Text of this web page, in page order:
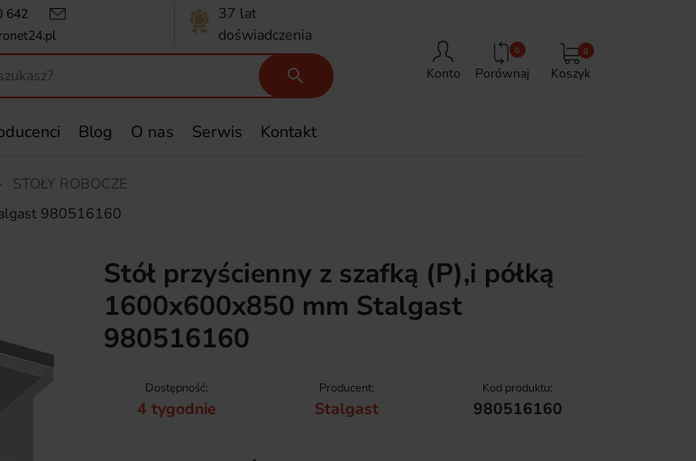
642
37 lat
doświadczenia
 Konto
0
Porównaj Koszyk
0
Blog O nas Serwis Kontakt
STOŁY ROBOCZE
980516160
Stół przyścienny z szafką (P),i półką
1600x600x850 mm Stalgast
980516160
Dostępność:
4 tygodnie
Producent:
Stalgast
Kod produktu:
980516160